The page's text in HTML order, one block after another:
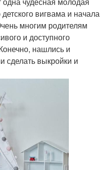
вигвама и начала
многим родителям
и доступного
нашлись и
сделать выкройки и